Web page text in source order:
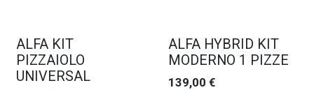
ALFA KIT
PIZZAIOLO
UNIVERSAL
ALFA HYBRID KIT
MODERNO 1 PIZZE
139,00 €